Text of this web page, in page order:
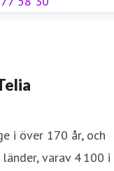
i över 170 år, och
varav 4 100 i